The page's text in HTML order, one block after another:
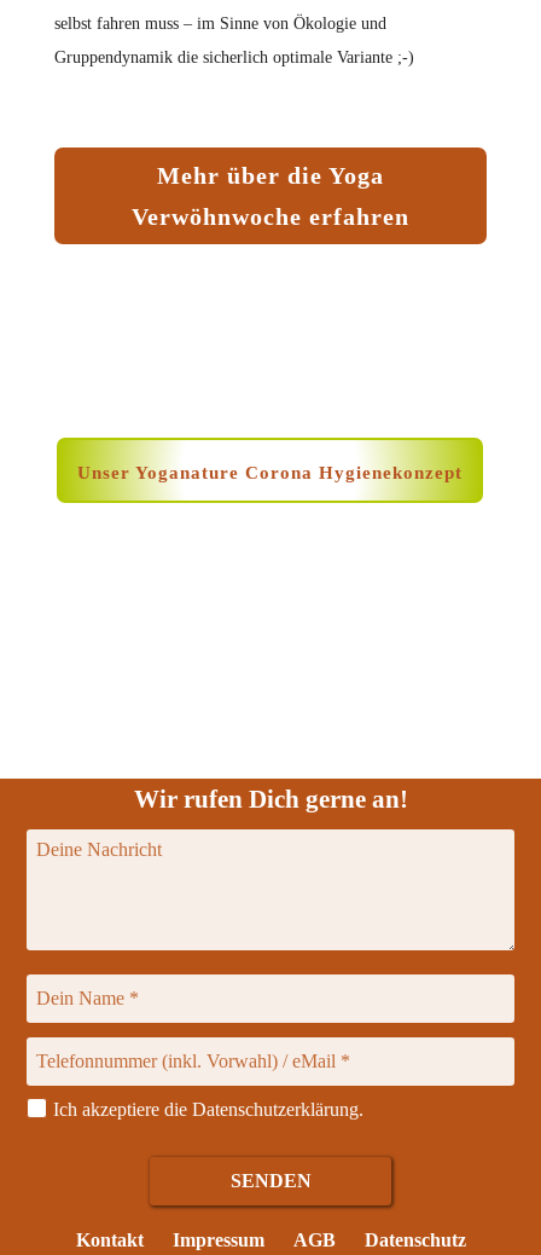
selbst fahren muss – im Sinne von Ökologie und
Gruppendynamik die sicherlich optimale Variante ;-)
Mehr über die Yoga
Verwöhnwoche erfahren
Unser Yoganature Corona Hygienekonzept
Wir rufen Dich gerne an!
Ich akzeptiere dieDatenschutzerklärung.
Kontakt Impressum AGB Datenschutz